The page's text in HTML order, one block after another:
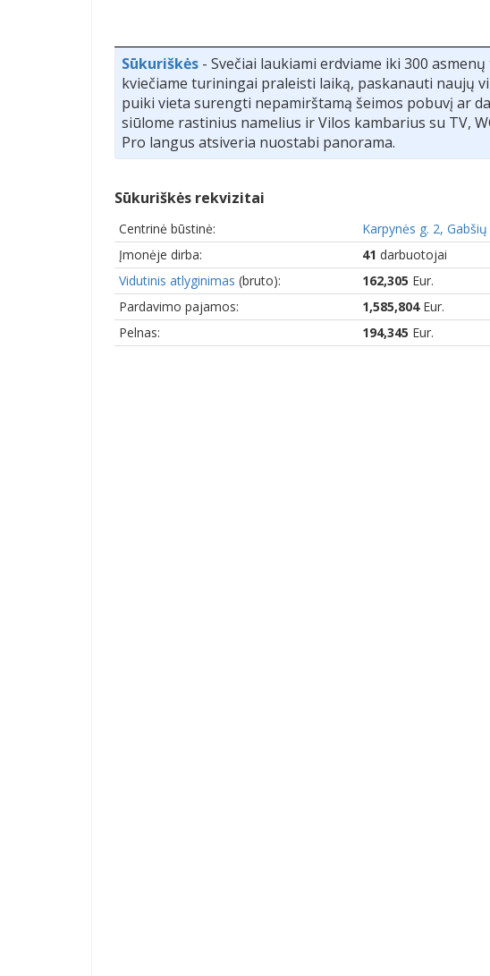
Sūkuriškės - Svečiai laukiami erdviame iki 300
kviečiame turiningai praleisti laiką, paskanauti naujų
puiki vieta surengti nepamirštamą šeimos pobuvį ar
siūlome rastinius namelius ir Vilos kambarius su TV,
Pro langus atsiveria nuostabi panorama.
Sūkuriškės rekvizitai
Centrinė būstinė:
Karpynės g. 2,
Įmonėje dirba:
41 darbuotojai
Vidutinis atlyginimas (bruto): 162,305 Eur.
Pardavimo pajamos:
1,585,804Eur.
Pelnas:
194,345 Eur.